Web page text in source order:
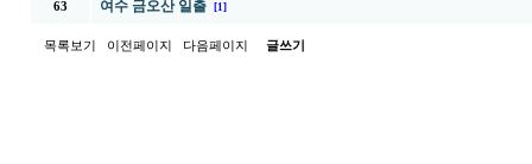
63 여수 금오산 일출 [1]
목록보기 이전페이지 다음페이지 글쓰기